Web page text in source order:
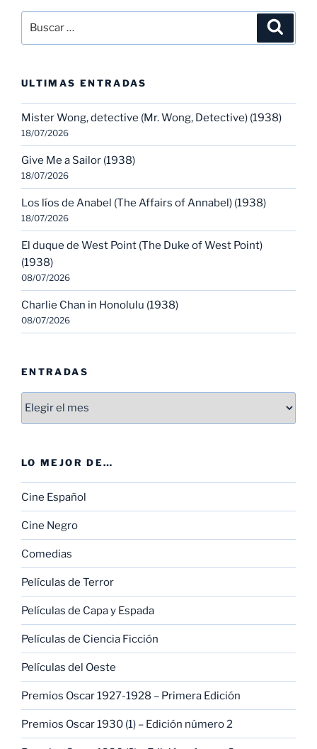
por:
ULTIMAS ENTRADAS
Mister Wong, detective (Mr. Wong, Detective) (1938)
18/07/2026
Give Me a Sailor (1938)
18/07/2026
Los líos de Anabel (The Affairs of Annabel) (1938)
18/07/2026
El duque de West Point (The Duke of West Point)
(1938)
08/07/2026
Charlie Chan in Honolulu (1938)
08/07/2026
ENTRADAS
Entradas
LO MEJOR DE…
Cine Español
Cine Negro
Comedias
Películas de Terror
Películas de Capa y Espada
Películas de Ciencia Ficción
Películas del Oeste
Premios Oscar 1927-1928 – Primera Edición
Premios Oscar 1930 (1) – Edición número 2